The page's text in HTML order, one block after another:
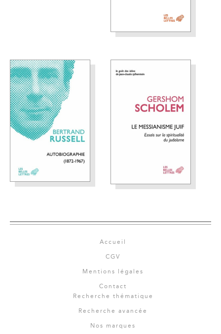
Accueil
CGV
Mentions légales
Contact
Recherche thématique
Recherche avancée
Nos marques